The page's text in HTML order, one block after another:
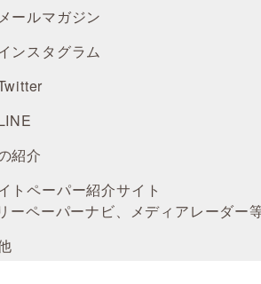
ールマガジン
ンスタグラム
紹介
トペーパー紹介サイト
ペーパーナビ、メディアレーダー等